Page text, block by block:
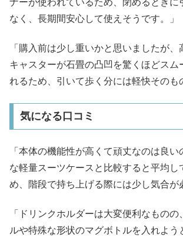
なく、長期間安心して使えそうです。」
「購入前は少し重いかと思いましたが
キャスターが石畳の凸凹を驚くほどスム
れるため、引いて歩く分には軽快そのも
気になる口コミ
「本体の機能性が高くて頑丈なのは良
な軽量スーツケースと比較すると平均し
め、階段で持ち上げる際には少し気合が
「ドリンクホルダーは大変便利なものの
ルや特殊な形状のマグボトルを入れよう